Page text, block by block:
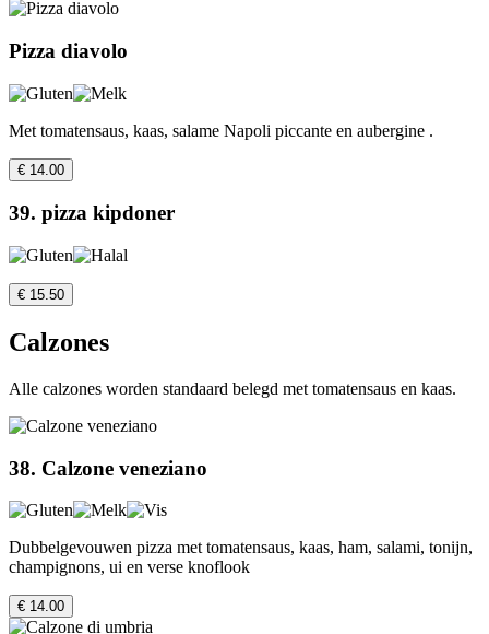
Pizza diavolo
Met tomatensaus, kaas, salame Napoli piccante en aubergine .
€ 14.00
39. pizza kipdoner
€ 15.50
Calzones
Alle calzones worden standaard belegd met tomatensaus en kaas.
38. Calzone veneziano
Dubbelgevouwen pizza met tomatensaus, kaas, ham, salami, tonijn,
champignons, ui en verse knoflook
€ 14.00